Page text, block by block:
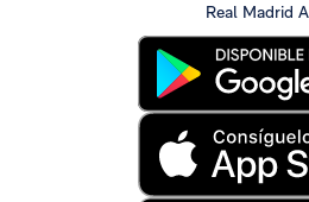
Real Madrid